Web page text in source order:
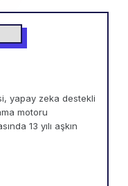
yapay zeka destekli
motoru
13 yılı aşkın